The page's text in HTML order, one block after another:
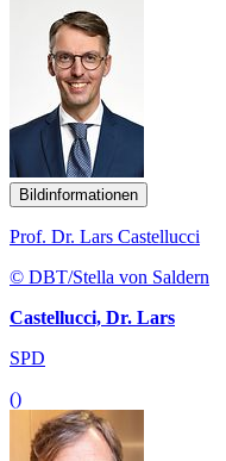
Bildinformationen
Prof. Dr. Lars Castellucci
© DBT/Stella von Saldern
Castellucci, Dr. Lars
SPD
()